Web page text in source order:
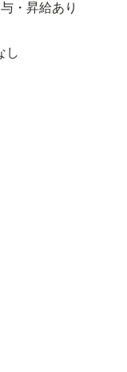
・昇給あり
し